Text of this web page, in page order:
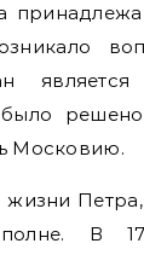
было
Московию.
Петра,
В